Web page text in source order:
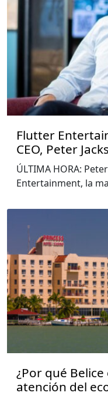
Flutter
CEO, Peter
ÚLTIMA HORA:
Entertainment, la
¿Por qué
atención del